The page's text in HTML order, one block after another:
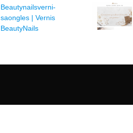
Beautynailsver­ni­
saongles | Vernis
BeautyNails